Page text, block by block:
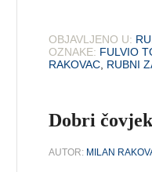
OBJAVLJENO U:
OZNAKE: FULVIO
RAKOVAC RUBNI
Dobri
AUTOR: MILAN